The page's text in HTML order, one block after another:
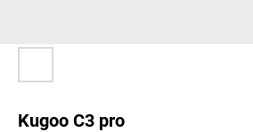
Kugoo C3 pro